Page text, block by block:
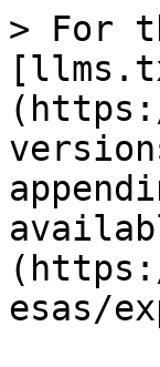
> For
esas/